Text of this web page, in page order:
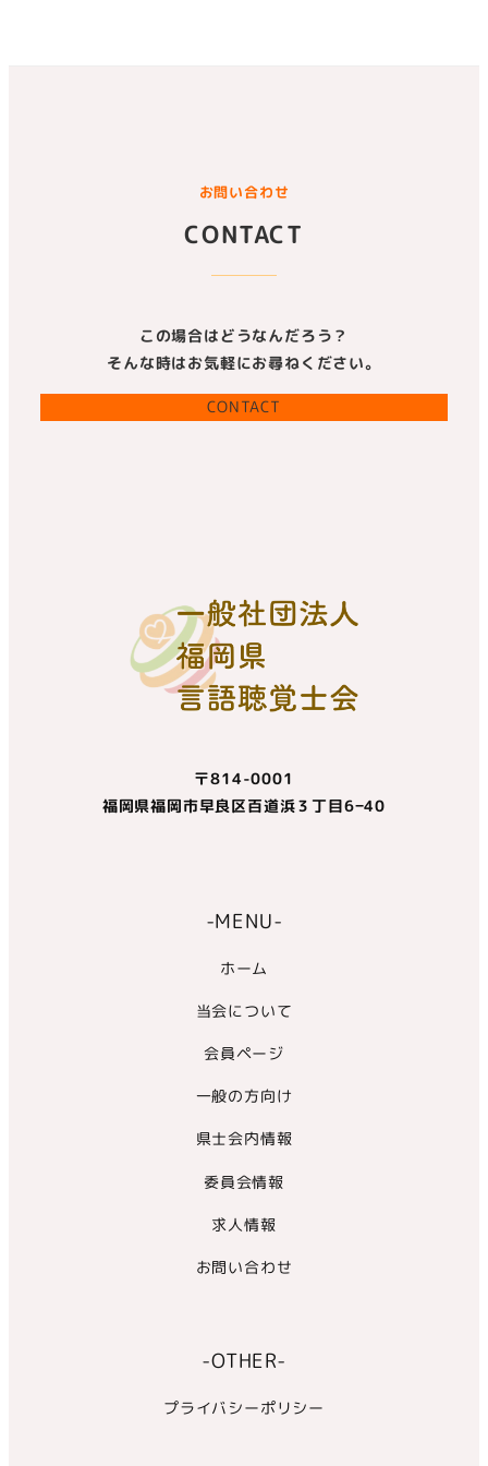
お問い合わせ
CONTACT
この場合はどうなんだろう？
そんな時はお気軽にお尋ねください。
CONTACT
〒814-0001
福岡県福岡市早良区百道浜３丁目6−40
-MENU-
ホーム
当会について
会員ページ
一般の方向け
県士会内情報
委員会情報
求人情報
お問い合わせ
-OTHER-
プライバシーポリシー